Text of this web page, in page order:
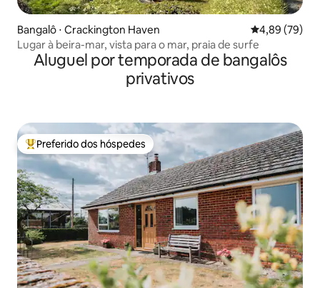
Bangalô ⋅ Crackington Haven 4,89 de uma
4,89 (79)
Lugar à beira-mar, vista para o mar, praia de surfe
Aluguel por temporada de bangalôs
privativos
Entre os melhores preferidos dos hóspedes
Preferido dos hóspedes